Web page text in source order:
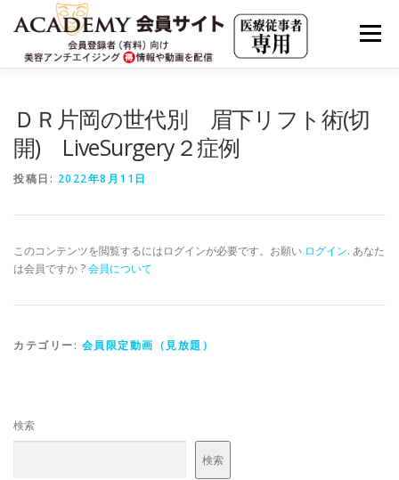
メニュー
メンバーログイン
ＤＲ片岡の世代別 眉下リフト術(切
開) LiveSurgery２症例
投稿日: 2022年8月11日
このコンテンツを閲覧するにはログインが必要です。お願い ログイン. あなた
は会員ですか ?会員について
カテゴリー: 会員限定動画（見放題）
検索
検索